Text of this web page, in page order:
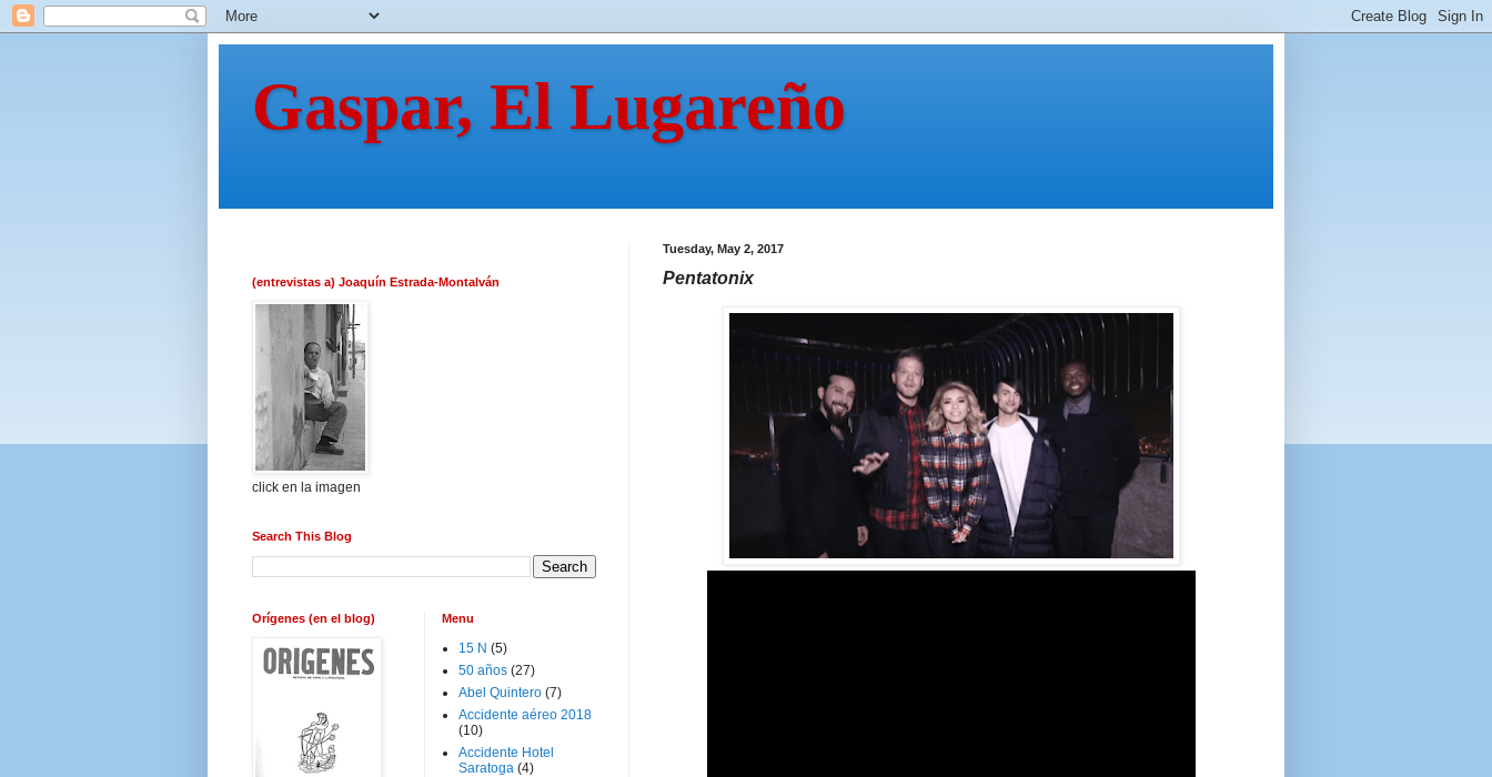
Gaspar, El Lugareño
Tuesday, May 2, 2017
Pentatonix
(entrevistas a) Joaquín Estrada-Montalván
click en la imagen
Search This Blog
Orígenes (en el blog) Menu
15 N (5)
50 años (27)
Abel Quintero (7)
Accidente aéreo 2018
(10)
Accidente Hotel
Saratoga (4)